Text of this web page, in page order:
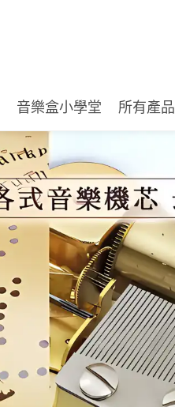
音樂盒小學堂 所有產品